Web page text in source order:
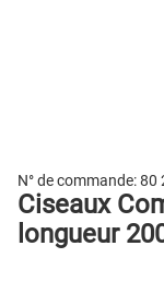
N° de commande:80
Ciseaux
longueur